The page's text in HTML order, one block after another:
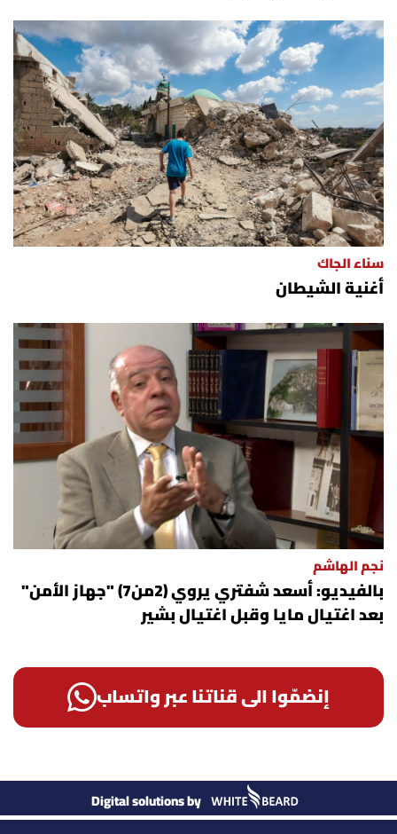
سناء الجاك
أغنية الشيطان
نجم الهاشم
بالفيديو: أسعد شفتري يروي (2من7) "جهاز الأمن"
بعد اغتيال مايا وقبل اغتيال بشير
إنضمّوا الى قناتنا عبر واتساب
Digital solutions by